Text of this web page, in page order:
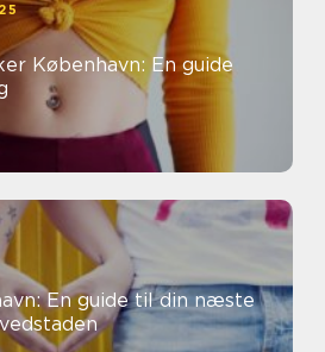
København: En guide
En guide til din næste